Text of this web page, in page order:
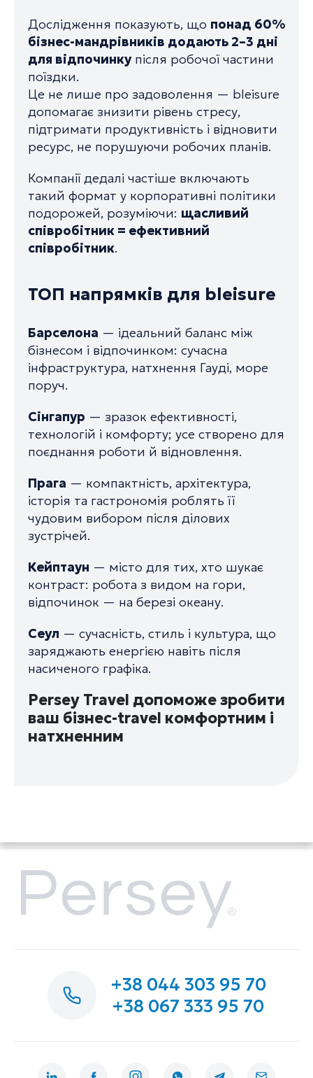
Дослідження показують, що понад 60%
бізнес-мандрівників додають 2–3 дні
для відпочинкупісля робочої частини
поїздки.
Це не лише про задоволення — bleisure
допомагає знизити рівень стресу,
підтримати продуктивність і відновити
ресурс, не порушуючи робочих планів.
Компанії дедалі частіше включають
такий формат у корпоративні політики
подорожей, розуміючи: щасливий
співробітник = ефективний
співробітник.
ТОП напрямків для bleisure
Барселона — ідеальний баланс між
бізнесом і відпочинком: сучасна
інфраструктура, натхнення Гауді, море
поруч.
Сінгапур — зразок ефективності,
технологій і комфорту; усе створено для
поєднання роботи й відновлення.
Прага — компактність, архітектура,
історія та гастрономія роблять її
чудовим вибором після ділових
зустрічей.
Кейптаун — місто для тих, хто шукає
контраст: робота з видом на гори,
відпочинок — на березі океану.
Сеул — сучасність, стиль і культура, що
заряджають енергією навіть після
насиченого графіка.
Persey Travel допоможе зробити
ваш бізнес-travel комфортним і
натхненним
+38 044 303 95 70
+38 067 333 95 70